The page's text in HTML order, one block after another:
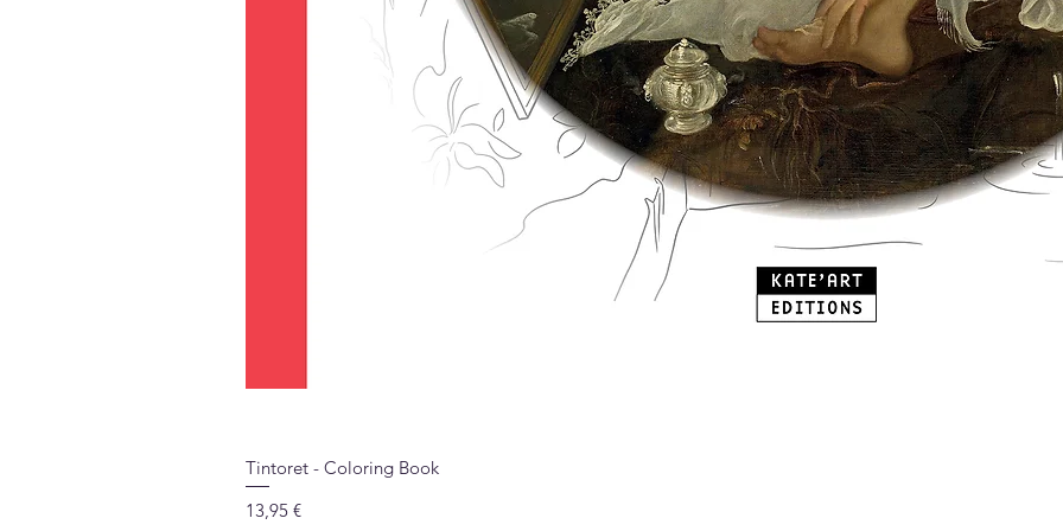
Tintoret - Coloring Book
Price
13,95 €